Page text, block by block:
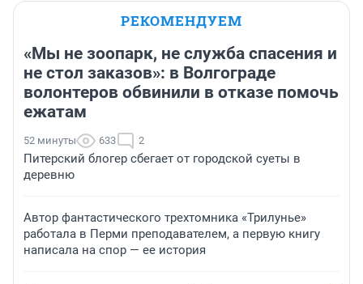
РЕКОМЕНДУЕМ
«Мы не зоопарк, не служба спасения и
не стол заказов»: в Волгограде
волонтеров обвинили в отказе помочь
ежатам
52 минуты 633 2
Питерский блогер сбегает от городской суеты в
деревню
Автор фантастического трехтомника «Трилунье»
работала в Перми преподавателем, а первую книгу
написала на спор — ее история